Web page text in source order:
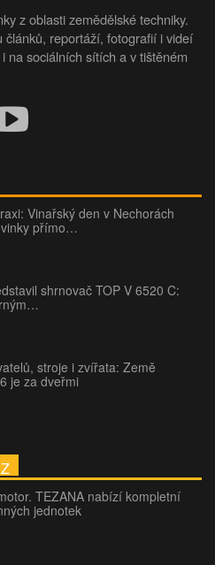
z oblasti zemědělské techniky.
článků, reportáží, fotografií i videí
na sociálních sítích a v tištěném
Vinařský den v Nechorách
přímo…
shrnovač TOP V 6520 C:
stroje i zvířata: Země
je za dveřmi
TEZANA nabízí kompletní
jednotek